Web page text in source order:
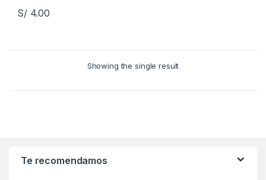
S/4.00
Showing the single result
Te recomendamos